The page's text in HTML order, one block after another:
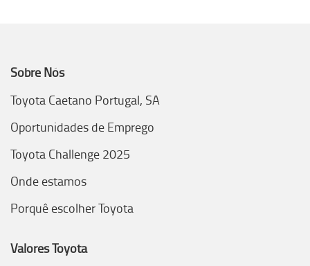
Sobre Nós
Toyota Caetano Portugal, SA
Oportunidades de Emprego
Toyota Challenge 2025
Onde estamos
Porquê escolher Toyota
Valores Toyota